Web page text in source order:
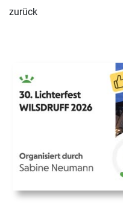
zurück